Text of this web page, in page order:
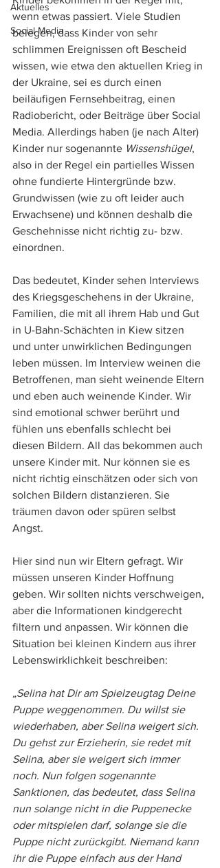
Aktuelles
Social Media
wenn etwas passiert. Viele Studien
belegen, dass Kinder von sehr
schlimmen Ereignissen oft Bescheid
wissen, wie etwa den aktuellen Krieg in
der Ukraine, sei es durch einen
beiläufigen Fernsehbeitrag, einen
Radiobericht, oder Beiträge über Social
Media. Allerdings haben (je nach Alter)
Kinder nur sogenannte Wissenshügel,
also in der Regel ein partielles Wissen
ohne fundierte Hintergründe bzw.
Grundwissen (wie zu oft leider auch
Erwachsene) und können deshalb die
Geschehnisse nicht richtig zu- bzw.
einordnen.
Das bedeutet, Kinder sehen Interviews
des Kriegsgeschehens in der Ukraine,
Familien, die mit all ihrem Hab und Gut
in U-Bahn-Schächten in Kiew sitzen
und unter unwirklichen Bedingungen
leben müssen. Im Interview weinen die
Betroffenen, man sieht weinende Eltern
und eben auch weinende Kinder. Wir
sind emotional schwer berührt und
fühlen uns ebenfalls schlecht bei
diesen Bildern. All das bekommen auch
unsere Kinder mit. Nur können sie es
nicht richtig einschätzen oder sich von
solchen Bildern distanzieren. Sie
träumen davon oder spüren selbst
Angst.
Hier sind nun wir Eltern gefragt. Wir
müssen unseren Kinder Hoffnung
geben. Wir sollten nichts verschweigen,
aber die Informationen kindgerecht
filtern und anpassen. Wir können die
Situation bei kleinen Kindern aus ihrer
Lebenswirklichkeit beschreiben:
„Selina hat Dir am Spielzeugtag Deine
Puppe weggenommen. Du willst sie
wiederhaben, aber Selina weigert sich.
Du gehst zur Erzieherin, sie redet mit
Selina, aber sie weigert sich immer
noch. Nun folgen sogenannte
Sanktionen, das bedeutet, dass Selina
nun solange nicht in die Puppenecke
oder mitspielen darf, solange sie die
Puppe nicht zurückgibt. Niemand kann
ihr die Puppe einfach aus der Hand